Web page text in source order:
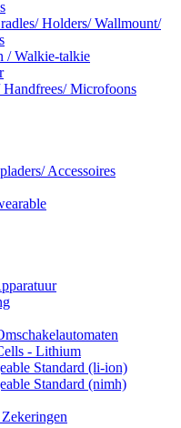
Holders/ Wallmount/
/ Walkie-talkie
Handfrees/ Microfoons
Accessoires
- Lithium
Standard (li-ion)
Standard (nimh)